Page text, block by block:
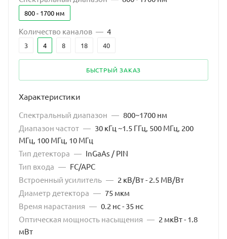
800 - 1700 нм
Количество каналов — 4
3 4 8 18 40
БЫСТРЫЙ ЗАКАЗ
Характеристики
Спектральный диапазон — 800~1700 нм
Диапазон частот — 30 кГц ~1.5 ГГц, 500 МГц, 200
МГц, 100 МГц, 10 МГц
Тип детектора — InGaAs / PIN
Тип входа — FC/APC
Встроенный усилитель — 2 кВ/Вт - 2.5 МВ/Вт
Диаметр детектора — 75 мкм
Время нарастания — 0.2 нс - 35 нс
Оптическая мощность насыщения — 2 мкВт - 1.8
мВт